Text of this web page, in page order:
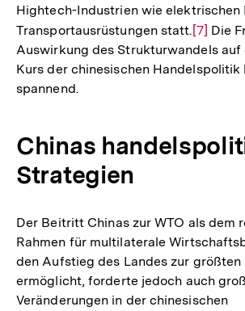
Hightech-Industrien wie elektrischen
Transportausrüstungen statt. Zur
der
[7] Die
Auswirkung des Strukturwandels
Kurs der chinesischen
spannend.
Chinas
Strategien
Der Beitritt Chinas zur WTO als dem
Rahmen für multilaterale
den Aufstieg des Landes zur
ermöglicht, forderte jedoch auch
Veränderungen in der chinesischen